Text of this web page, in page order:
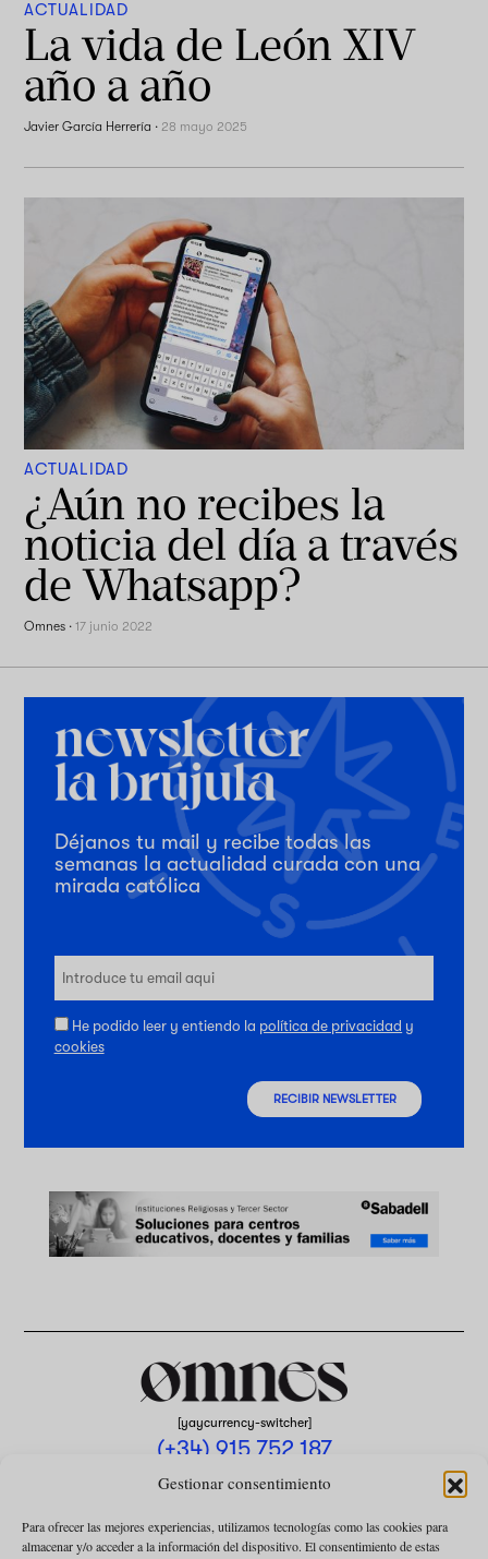
Gestionar consentimiento
Para ofrecer las mejores experiencias, utilizamos tecnologías como las cookies para
almacenar y/o acceder a la información del dispositivo. El consentimiento de estas
ACTUALIDAD
La vida de León XIV
año a año
Javier García Herrería ·28 mayo 2025
ACTUALIDAD
¿Aún no recibes la
noticia del día a través
de Whatsapp?
Omnes ·17 junio 2022
Déjanos tu mail y recibe todas las
semanas la actualidad curada con una
mirada católica
He podido leer y entiendo la política de privacidad y
cookies
RECIBIR NEWSLETTER
[yaycurrency-switcher]
(+34) 915 752 187
omnes@omnesmag.com